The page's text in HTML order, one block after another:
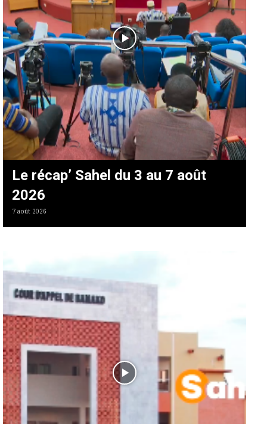
Le récap’ Sahel du 3 au 7 août
2026
7 août 2026